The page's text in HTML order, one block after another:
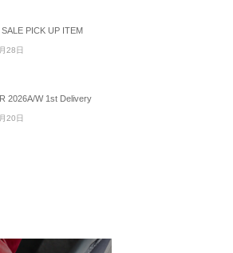
PICK UP ITEM
28日
2026A/W 1st Delivery
20日